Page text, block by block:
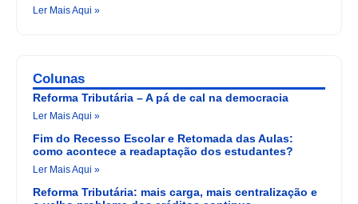
Ler Mais Aqui »
Colunas
Reforma Tributária – A pá de cal na democracia
Ler Mais Aqui »
Fim do Recesso Escolar e Retomada das Aulas:
como acontece a readaptação dos estudantes?
Ler Mais Aqui »
Reforma Tributária: mais carga, mais centralização e